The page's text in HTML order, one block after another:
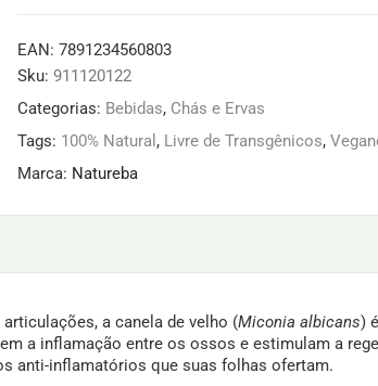
EAN: 7891234560803
Sku: 911120122
Categorias: Bebidas, Chás e Ervas
Tags: 100% Natural , Livre de Transgênicos,
Marca: Natureba
a canela de velho (Miconia albicans)
a inflamação entre os ossos e estimulam a
anti-inflamatórios que suas folhas ofertam.